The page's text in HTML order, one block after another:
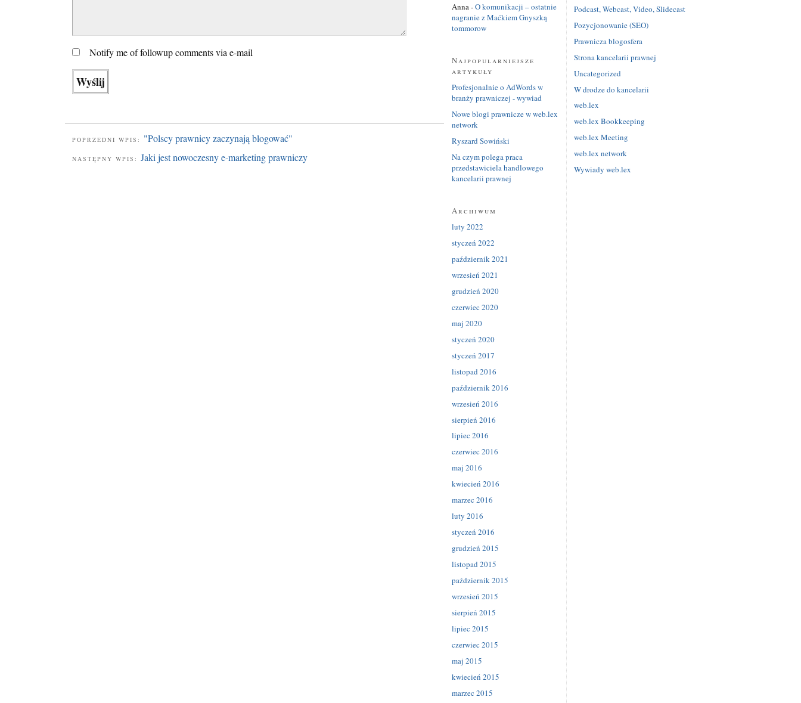
Notify me of followup comments via e-mail
POPRZEDNI WPIS: "Polscy prawnicy zaczynają blogować"
NASTĘPNY WPIS: Jaki jest nowoczesny e-marketing prawniczy
Anna-O komunikacji – ostatnie
nagranie z Maćkiem Gnyszką
tommorow
Najpopularniejsze
artykuły
Profesjonalnie o AdWords w
branży prawniczej - wywiad
Nowe blogi prawnicze w web.lex
network
Ryszard Sowiński
Na czym polega praca
przedstawiciela handlowego
kancelarii prawnej
Archiwum
luty 2022
styczeń 2022
październik 2021
wrzesień 2021
grudzień 2020
czerwiec 2020
maj 2020
styczeń 2020
styczeń 2017
listopad 2016
październik 2016
wrzesień 2016
sierpień 2016
lipiec 2016
czerwiec 2016
maj 2016
kwiecień 2016
marzec 2016
luty 2016
styczeń 2016
grudzień 2015
listopad 2015
październik 2015
wrzesień 2015
sierpień 2015
lipiec 2015
czerwiec 2015
maj 2015
kwiecień 2015
marzec 2015
Podcast, Webcast, Video, Slidecast
Pozycjonowanie (SEO)
Prawnicza blogosfera
Strona kancelarii prawnej
Uncategorized
W drodze do kancelarii
web.lex
web.lex Bookkeeping
web.lex Meeting
web.lex network
Wywiady web.lex